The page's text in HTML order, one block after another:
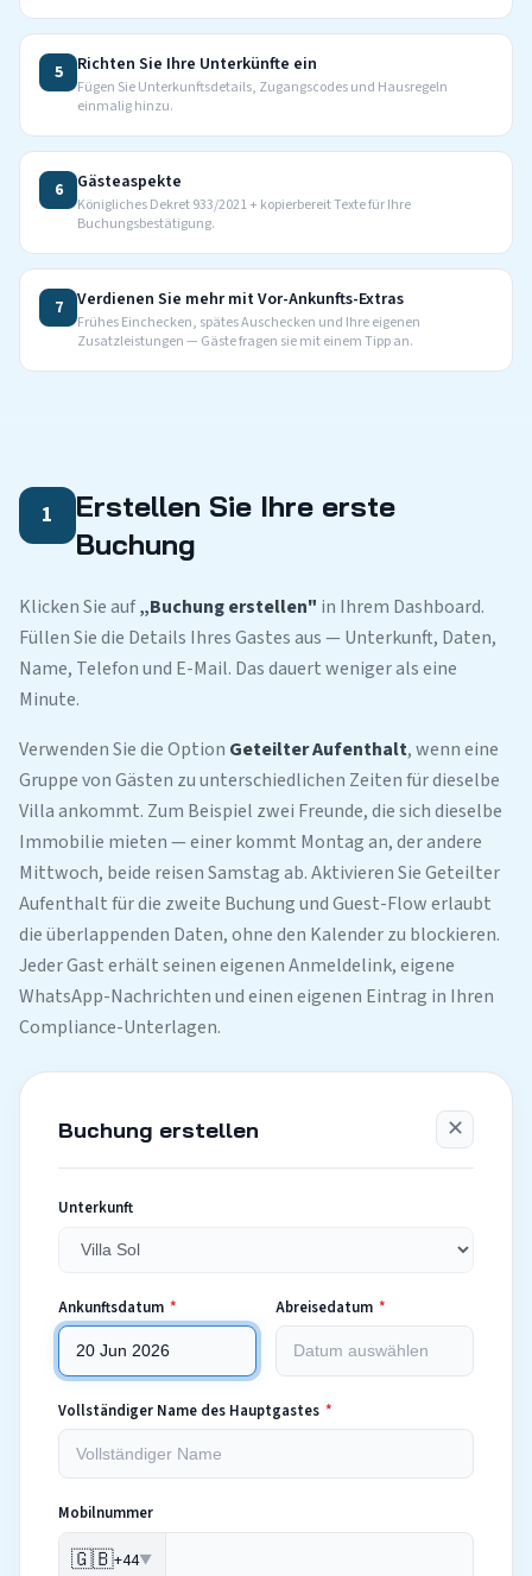
5 Richten Sie Ihre Unterkünfte ein
Fügen Sie Unterkunftsdetails, Zugangscodes und Hausregeln
einmalig hinzu.
6 Gästeaspekte
Königliches Dekret 933/2021 + kopierbereit Texte für Ihre
Buchungsbestätigung.
7 Verdienen Sie mehr mit Vor-Ankunfts-Extras
Frühes Einchecken, spätes Auschecken und Ihre eigenen
Zusatzleistungen — Gäste fragen sie mit einem Tipp an.
1
Erstellen Sie Ihre erste
Buchung
Klicken Sie auf„Buchung erstellen" in Ihrem Dashboard.
Füllen Sie die Details Ihres Gastes aus — Unterkunft, Daten,
Name, Telefon und E-Mail. Das dauert weniger als eine
Minute.
Verwenden Sie die Option Geteilter Aufenthalt, wenn eine
Gruppe von Gästen zu unterschiedlichen Zeiten für dieselbe
Villa ankommt. Zum Beispiel zwei Freunde, die sich dieselbe
Immobilie mieten — einer kommt Montag an, der andere
Mittwoch, beide reisen Samstag ab. Aktivieren Sie Geteilter
Aufenthalt für die zweite Buchung und Guest-Flow erlaubt
die überlappenden Daten, ohne den Kalender zu blockieren.
Jeder Gast erhält seinen eigenen Anmeldelink, eigene
WhatsApp-Nachrichten und einen eigenen Eintrag in Ihren
Compliance-Unterlagen.
Buchung erstellen ✕
Unterkunft
Ankunftsdatum * Abreisedatum *
Vollständiger Name des Hauptgastes *
Mobilnummer
🇬🇧+44▼